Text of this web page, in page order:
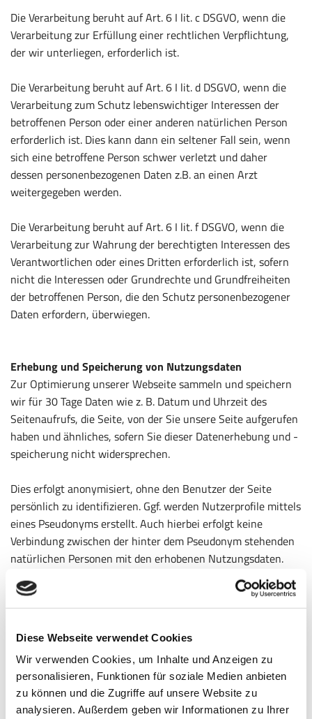
Diese Webseite verwendet Cookies
Wir verwenden Cookies, um Inhalte und Anzeigen zu
personalisieren, Funktionen für soziale Medien anbieten
zu können und die Zugriffe auf unsere Website zu
analysieren. Außerdem geben wir Informationen zu Ihrer
Die Verarbeitung beruht auf Art. 6 I lit. c DSGVO, wenn die
Verarbeitung zur Erfüllung einer rechtlichen Verpflichtung,
der wir unterliegen, erforderlich ist.
Die Verarbeitung beruht auf Art. 6 I lit. d DSGVO, wenn die
Verarbeitung zum Schutz lebenswichtiger Interessen der
betroffenen Person oder einer anderen natürlichen Person
erforderlich ist. Dies kann dann ein seltener Fall sein, wenn
sich eine betroffene Person schwer verletzt und daher
dessen personenbezogenen Daten z.B. an einen Arzt
weitergegeben werden.
Die Verarbeitung beruht auf Art. 6 I lit. f DSGVO, wenn die
Verarbeitung zur Wahrung der berechtigten Interessen des
Verantwortlichen oder eines Dritten erforderlich ist, sofern
nicht die Interessen oder Grundrechte und Grundfreiheiten
der betroffenen Person, die den Schutz personenbezogener
Daten erfordern, überwiegen.
Erhebung und Speicherung von Nutzungsdaten
Zur Optimierung unserer Webseite sammeln und speichern
wir für 30 Tage Daten wie z. B. Datum und Uhrzeit des
Seitenaufrufs, die Seite, von der Sie unsere Seite aufgerufen
haben und ähnliches, sofern Sie dieser Datenerhebung und -
speicherung nicht widersprechen.
Dies erfolgt anonymisiert, ohne den Benutzer der Seite
persönlich zu identifizieren. Ggf. werden Nutzerprofile mittels
eines Pseudonyms erstellt. Auch hierbei erfolgt keine
Verbindung zwischen der hinter dem Pseudonym stehenden
natürlichen Personen mit den erhobenen Nutzungsdaten.
Zur Erhebung und Speicherung der Nutzungsdaten setzen
wir auch Cookies ein.
Computer gespeichert werden und zur Speicherung von
statistischen Information wie Betriebssystem, Ihrem
Internetbenutzungsprogramm (Browser), IP-Adresse, der
zuvor aufgerufene Webseite (Referrer-URL) und der Uhrzeit
dienen. Diese Daten erheben wir ausschließlich, zu